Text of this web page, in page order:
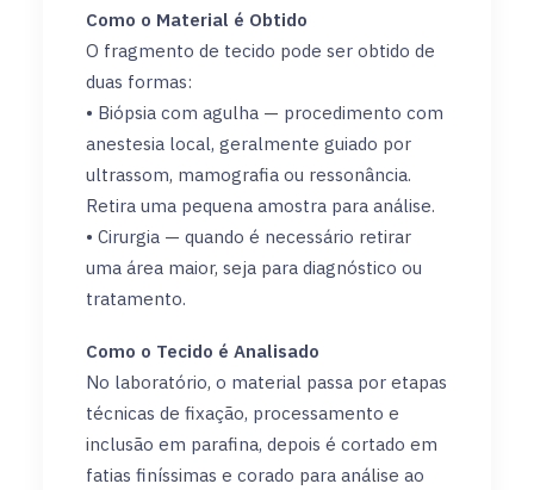
Como o Material é Obtido
O fragmento de tecido pode ser obtido de
duas formas:
• Biópsia com agulha — procedimento com
anestesia local, geralmente guiado por
ultrassom, mamografia ou ressonância.
Retira uma pequena amostra para análise.
• Cirurgia — quando é necessário retirar
uma área maior, seja para diagnóstico ou
tratamento.
Como o Tecido é Analisado
No laboratório, o material passa por etapas
técnicas de fixação, processamento e
inclusão em parafina, depois é cortado em
fatias finíssimas e corado para análise ao